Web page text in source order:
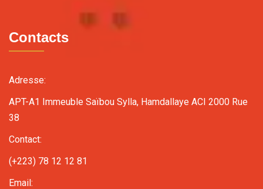
Contacts
Adresse:
APT-A1 Immeuble Saïbou Sylla, Hamdallaye ACI 2000 Rue
38
Contact:
(+223) 78 12 12 81
Email: